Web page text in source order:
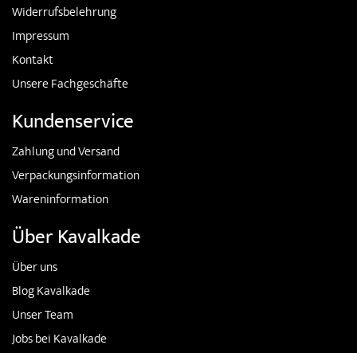
Widerrufsbelehrung
Impressum
Kontakt
Unsere Fachgeschäfte
Kundenservice
Zahlung und Versand
Verpackungsinformation
Wareninformation
Über Kavalkade
Über uns
Blog Kavalkade
Unser Team
Jobs bei Kavalkade